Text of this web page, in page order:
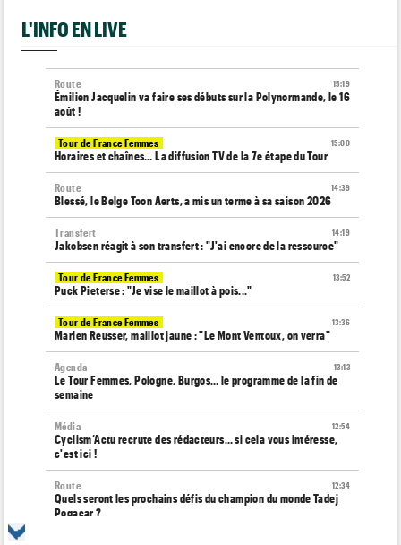
L'INFO EN LIVE
15:19
Route
Émilien Jacquelin va faire ses débuts sur la Polynormande, le 16
août !
15:00
Tour de France Femmes
Horaires et chaînes… La diffusion TV de la 7e étape du Tour
14:39
Route
Blessé, le Belge Toon Aerts, a mis un terme à sa saison 2026
14:19
Transfert
Jakobsen réagit à son transfert : "J'ai encore de la ressource"
13:52
Tour de France Femmes
Puck Pieterse : "Je vise le maillot à pois..."
13:36
Tour de France Femmes
Marlen Reusser, maillot jaune : "Le Mont Ventoux, on verra"
13:13
Agenda
Le Tour Femmes, Pologne, Burgos… le programme de la fin de
semaine
12:54
Média
Cyclism’Actu recrute des rédacteurs… si cela vous intéresse,
c'est ici !
12:34
Route
Quels seront les prochains défis du champion du monde Tadej
Pogacar ?